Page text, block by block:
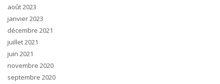
août 2023
janvier 2023
décembre 2021
juillet 2021
juin 2021
novembre 2020
septembre 2020